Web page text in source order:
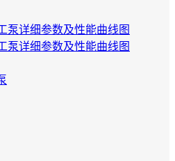
泵详细参数及性能曲线图
泵详细参数及性能曲线图